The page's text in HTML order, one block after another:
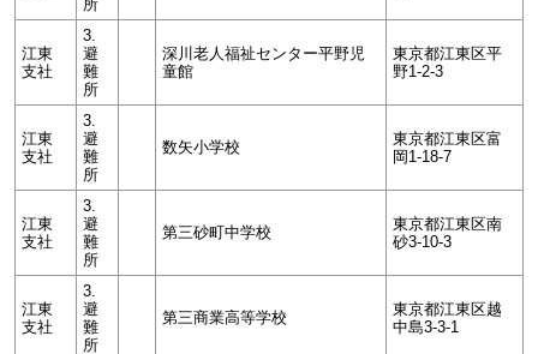
所
江東
支社
3.
避
難
所
深川老人福祉センター平野児
童館
東京都江東区平
野1-2-3
江東
支社
3.
避
難
所
数矢小学校
東京都江東区富
岡1-18-7
江東
支社
3.
避
難
所
第三砂町中学校
東京都江東区南
砂3-10-3
江東
支社
3.
避
難
所
第三商業高等学校
東京都江東区越
中島3-3-1